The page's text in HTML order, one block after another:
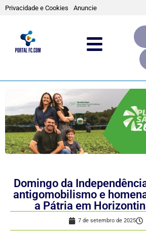
Privacidade e Cookies Anuncie
Domingo da
antigomobilismo e
a Pátria em
7 de setembro de 2025